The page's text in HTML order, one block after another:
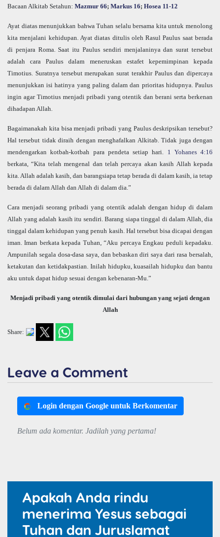
Bacaan Alkitab Setahun: Mazmur 66; Markus 16; Hosea 11-12
Ayat diatas menunjukkan bahwa Tuhan selalu bersama kita untuk menolong
kita menjalani kehidupan. Ayat diatas ditulis oleh Rasul Paulus saat berada
di penjara Roma. Saat itu Paulus sendiri menjalaninya dan surat tersebut
adalah cara Paulus dalam meneruskan estafet kepemimpinan kepada
Timotius. Suratnya tersebut merupakan surat terakhir Paulus dan dipercaya
menunjukkan isi hatinya yang paling dalam dan prioritas hidupnya. Paulus
ingin agar Timotius menjadi pribadi yang otentik dan berani serta berkenan
dihadapan Allah.
Bagaimanakah kita bisa menjadi pribadi yang Paulus deskripsikan tersebut?
Hal tersebut tidak diraih dengan menghafalkan Alkitab. Tidak juga dengan
mendengarkan kotbah-kotbah para pendeta setiap hari. 1 Yohanes 4:16
berkata, “Kita telah mengenal dan telah percaya akan kasih Allah kepada
kita. Allah adalah kasih, dan barangsiapa tetap berada di dalam kasih, ia tetap
berada di dalam Allah dan Allah di dalam dia.”
Cara menjadi seorang pribadi yang otentik adalah dengan hidup di dalam
Allah yang adalah kasih itu sendiri. Barang siapa tinggal di dalam Allah, dia
tinggal dalam kehidupan yang penuh kasih. Hal tersebut bisa dicapai dengan
iman. Iman berkata kepada Tuhan, “Aku percaya Engkau peduli kepadaku.
Ampunilah segala dosa-dasa saya, dan bebaskan diri saya dari rasa bersalah,
ketakutan dan ketidakpastian. Inilah hidupku, kuasailah hidupku dan bantu
aku untuk dapat hidup sesuai dengan kebenaran-Mu.”
Menjadi pribadi yang otentik dimulai dari hubungan yang sejati dengan
Allah
Share:
Leave a Comment
Login dengan Google untuk Berkomentar
Belum ada komentar. Jadilah yang pertama!
Apakah Anda rindu
menerima Yesus sebagai
Tuhan dan Juruslamat